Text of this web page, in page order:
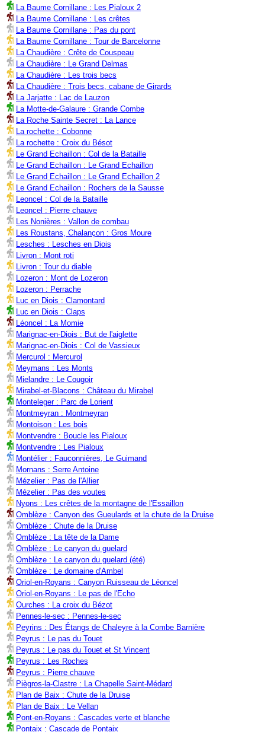
La Baume Cornillane : Les Pialoux 2
La Baume Cornillane : Les crêtes
La Baume Cornillane : Pas du pont
La Baume Cornillane : Tour de Barcelonne
La Chaudière : Crête de Couspeau
La Chaudière : Le Grand Delmas
La Chaudière : Les trois becs
La Chaudière : Trois becs, cabane de Girards
La Jarjatte : Lac de Lauzon
La Motte-de-Galaure : Grande Combe
La Roche Sainte Secret : La Lance
La rochette : Cobonne
La rochette : Croix du Bésot
Le Grand Echaillon : Col de la Bataille
Le Grand Echaillon : Le Grand Echaillon
Le Grand Echaillon : Le Grand Echaillon 2
Le Grand Echaillon : Rochers de la Sausse
Leoncel : Col de la Bataille
Leoncel : Pierre chauve
Les Nonières : Vallon de combau
Les Roustans, Chalançon : Gros Moure
Lesches : Lesches en Diois
Livron : Mont roti
Livron : Tour du diable
Lozeron : Mont de Lozeron
Lozeron : Perrache
Luc en Diois : Clamontard
Luc en Diois : Claps
Léoncel : La Momie
Marignac-en-Diois : But de l'aiglette
Marignac-en-Diois : Col de Vassieux
Mercurol : Mercurol
Meymans : Les Monts
Mielandre : Le Cougoir
Mirabel-et-Blacons : Château du Mirabel
Monteleger : Parc de Lorient
Montmeyran : Montmeyran
Montoison : Les bois
Montvendre : Boucle les Pialoux
Montvendre : Les Pialoux
Montélier : Fauconnières, Le Guimand
Mornans : Serre Antoine
Mézelier : Pas de l'Allier
Mézelier : Pas des voutes
Nyons : Les crêtes de la montagne de l'Essaillon
Omblèze : Canyon des Gueulards et la chute de la Druise
Omblèze : Chute de la Druise
Omblèze : La tête de la Dame
Omblèze : Le canyon du guelard
Omblèze : Le canyon du guelard (été)
Omblèze : Le domaine d'Ambel
Oriol-en-Royans : Canyon Ruisseau de Léoncel
Oriol-en-Royans : Le pas de l'Echo
Ourches : La croix du Bézot
Pennes-le-sec : Pennes-le-sec
Peyrins : Des Étangs de Chaleyre à la Combe Barnière
Peyrus : Le pas du Touet
Peyrus : Le pas du Touet et St Vincent
Peyrus : Les Roches
Peyrus : Pierre chauve
Piègros-la-Clastre : La Chapelle Saint-Médard
Plan de Baix : Chute de la Druise
Plan de Baix : Le Vellan
Pont-en-Royans : Cascades verte et blanche
Pontaix : Cascade de Pontaix